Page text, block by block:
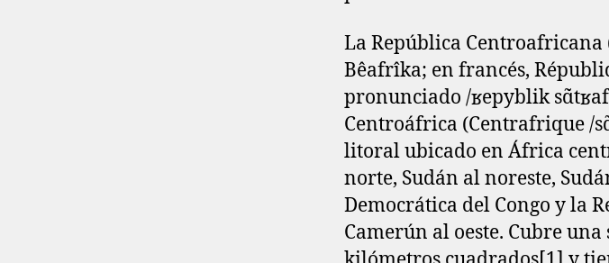
La República Centroafricana
Bêafrîka; en francés,
pronunciado /ʁepyblik
Centroáfrica (Centrafrique /
litoral ubicado en África
norte, Sudán al noreste,
Democrática del Congo y la
Camerún al oeste. Cubre